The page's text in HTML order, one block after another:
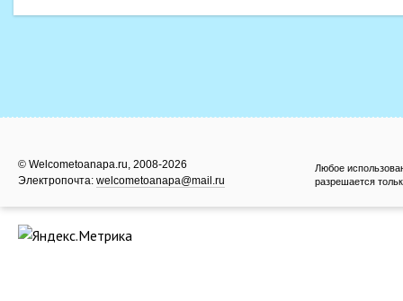
© Welcometoanapa.ru, 2008-2026
Электропочта: welcometoanapa@mail.ru
Любое
разрешается